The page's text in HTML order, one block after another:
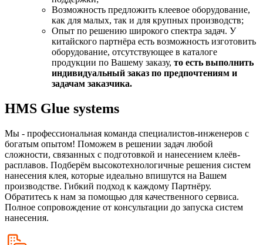
Возможность предложить клеевое оборудование,
как для малых, так и для крупных производств;
Опыт по решению широкого спектра задач. У
китайского партнёра есть возможность изготовить
оборудование, отсутствующее в каталоге
продукции по Вашему заказу, то есть выполнить
индивидуальный заказ по предпочтениям и
задачам заказчика.
HMS Glue systems
Мы - профессиональная команда специалистов-инженеров с
богатым опытом! Поможем в решении задач любой
сложности, связанных с подготовкой и нанесением клеёв-
расплавов. Подберём высокотехнологичные решения систем
нанесения клея, которые идеально впишутся на Вашем
производстве. Гибкий подход к каждому Партнёру.
Обратитесь к нам за помощью для качественного сервиса.
Полное сопровождение от консультации до запуска систем
нанесения.